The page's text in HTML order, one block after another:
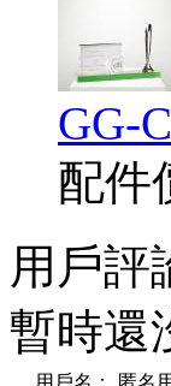
GG-
配件
用戶評
暫時還